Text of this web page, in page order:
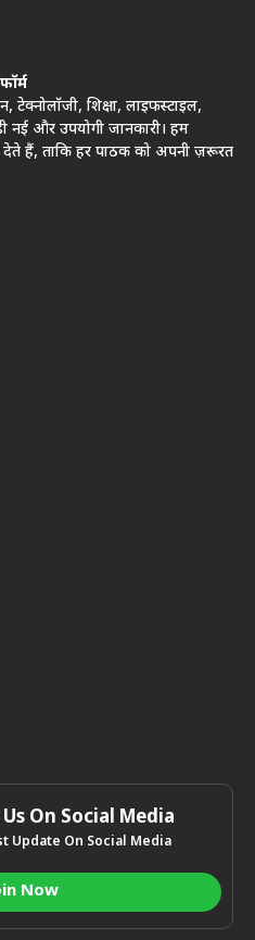
शिक्षा, लाइफस्टाइल,
और उपयोगी जानकारी। हम
हैं, ताकि हर पाठक को अपनी ज़रूरत
On Social Media
Update On Social Media
Now